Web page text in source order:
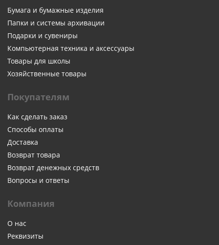
Бумага и бумажные изделия
Папки и системы архивации
Подарки и сувениры
Компьютерная техника и аксессуары
Товары для школы
Хозяйственные товары
Покупателям
Как сделать заказ
Способы оплаты
Доставка
Возврат товара
Возврат денежных средств
Вопросы и ответы
Компания
О нас
Реквизиты